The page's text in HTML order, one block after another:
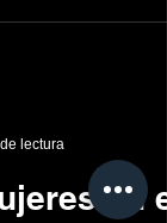
lectura
en el